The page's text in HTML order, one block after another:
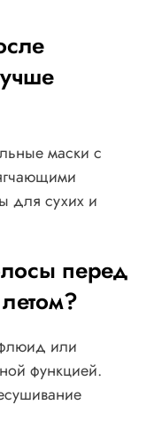
маски с
для сухих и
перед
или
функцией.